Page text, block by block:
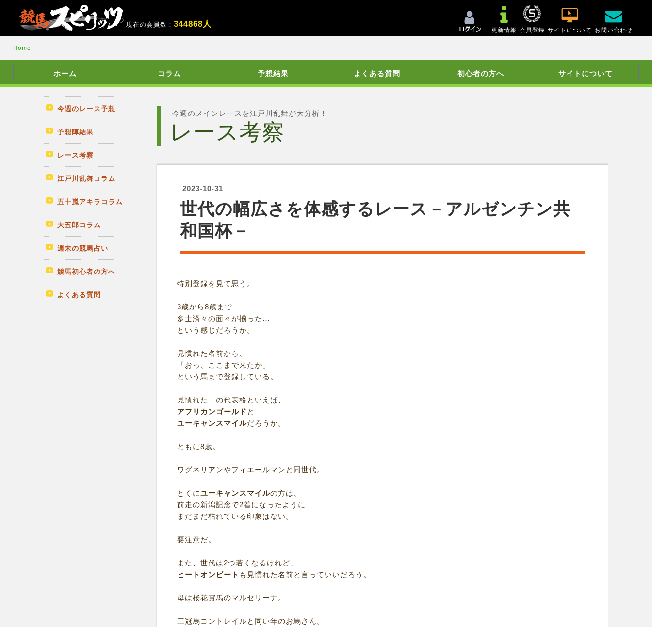
現在の会員数：344868人
更新情報 会員登録 サイトについて お問い合わせ
Home
ホーム コラム 予想結果 よくある質問 初心者の方へ サイトについて
今週のレース予想
予想陣結果
レース考察
江戸川乱舞コラム
五十嵐アキラコラム
大五郎コラム
週末の競馬占い
競馬初心者の方へ
よくある質問
今週のメインレースを江戸川乱舞が大分析！
レース考察
2023-10-31
世代の幅広さを体感するレース－アルゼンチン共
和国杯－
特別登録を見て思う。
3歳から8歳まで
多士済々の面々が揃った…
という感じだろうか。
見慣れた名前から、
「おっ、ここまで来たか」
という馬まで登録している。
見慣れた…の代表格といえば、
アフリカンゴールド と
ユーキャンスマイルだろうか。
ともに8歳。
ワグネリアンやフィエールマンと同世代。
とくにユーキャンスマイルの方は、
前走の新潟記念で2着になったように
まだまだ枯れている印象はない。
要注意だ。
また、世代は2つ若くなるけれど、
ヒートオンビート も見慣れた名前と言っていいだろう。
母は桜花賞馬のマルセリーナ。
三冠馬コントレイルと同い年のお馬さん。